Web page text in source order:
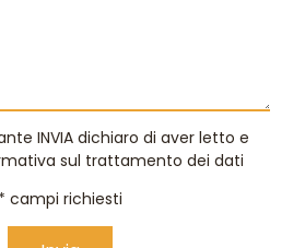
INVIA dichiaro di aver letto e
sul trattamento dei dati
* campi richiesti